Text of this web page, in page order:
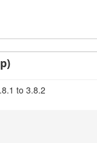
to 3.8.2